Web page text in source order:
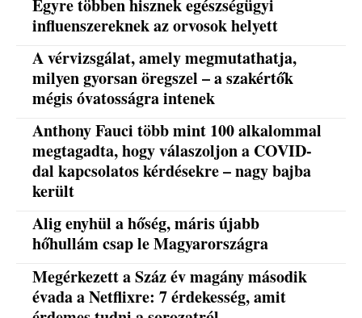
Egyre többen hisznek egészségügyi
influenszereknek az orvosok helyett
A vérvizsgálat, amely megmutathatja,
milyen gyorsan öregszel – a szakértők
mégis óvatosságra intenek
Anthony Fauci több mint 100 alkalommal
megtagadta, hogy válaszoljon a COVID-
dal kapcsolatos kérdésekre – nagy bajba
került
Alig enyhül a hőség, máris újabb
hőhullám csap le Magyarországra
Megérkezett a Száz év magány második
évada a Netflixre: 7 érdekesség, amit